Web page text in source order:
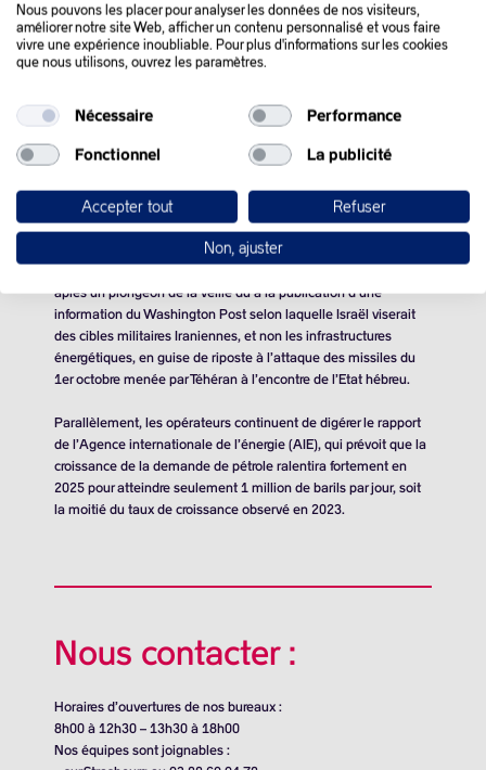
QUE SE PASSE-T-IL
DANS LE MONDE :
Les cours du pétrole se sont légèrement repliés, les opérateurs
énergétiques iraniennes, tout en continuant de digérer des
informations sur la faible demande mondiale.
après un plongeon de la veille dû à la publication d’une
information du Washington Post selon laquelle Israël viserait
des cibles militaires Iraniennes, et non les infrastructures
énergétiques, en guise de riposte à l’attaque des missiles du
1er octobre menée par Téhéran à l’encontre de l’Etat hébreu.
Parallèlement, les opérateurs continuent de digérer le rapport
de l’Agence internationale de l’énergie (AIE), qui prévoit que la
croissance de la demande de pétrole ralentira fortement en
2025 pour atteindre seulement 1 million de barils par jour, soit
la moitié du taux de croissance observé en 2023.
Nous contacter :
Horaires d’ouvertures de nos bureaux :
8h00 à 12h30 – 13h30 à 18h00
Nos équipes sont joignables :
Nous pouvons les placer pour analyser les données de nos visiteurs,
améliorer notre site Web, afficher un contenu personnalisé et vous faire
vivre une expérience inoubliable. Pour plus d'informations sur les cookies
que nous utilisons, ouvrez les paramètres.
Nécessaire Performance
Fonctionnel La publicité
Accepter tout Refuser
Non, ajuster